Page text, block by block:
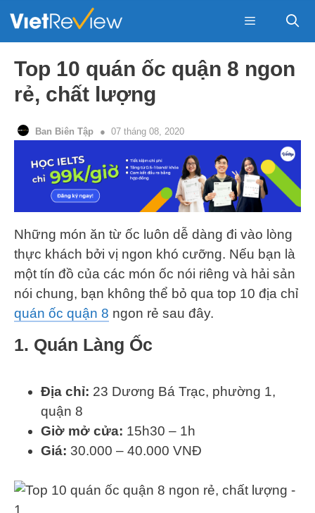
Menu
Top 10 quán ốc quận 8 ngon
rẻ, chất lượng
Ban Biên Tập 07 tháng 08, 2020
Những món ăn từ ốc luôn dễ dàng đi vào lòng
thực khách bởi vị ngon khó cưỡng. Nếu bạn là
một tín đồ của các món ốc nói riêng và hải sản
nói chung, bạn không thể bỏ qua top 10 địa chỉ
quán ốc quận 8 ngon rẻ sau đây.
1. Quán Làng Ốc
Địa chỉ: 23 Dương Bá Trạc, phường 1,
quận 8
Giờ mở cửa: 15h30 – 1h
Giá: 30.000 – 40.000 VNĐ